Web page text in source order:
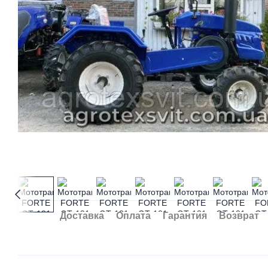
Доставка Оплата Гарантия Возврат